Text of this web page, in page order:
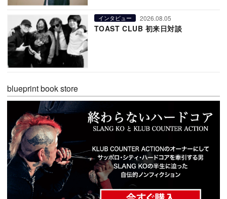
インタビュー 2026.08.05
TOAST CLUB 初来日対談
blueprint book store